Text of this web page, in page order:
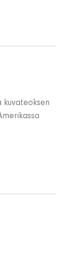
kuvateoksen